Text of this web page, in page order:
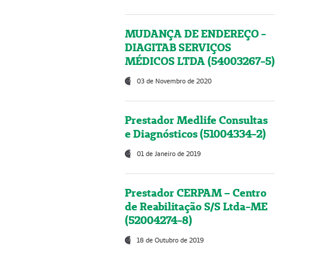
MUDANÇA DE ENDEREÇO -
DIAGITAB SERVIÇOS
MÉDICOS LTDA (54003267-5)
03 de Novembro de 2020
Prestador Medlife Consultas
e Diagnósticos (51004334-2)
01 de Janeiro de 2019
Prestador CERPAM – Centro
de Reabilitação S/S Ltda-ME
(52004274-8)
18 de Outubro de 2019